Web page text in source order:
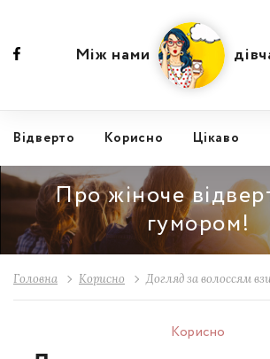
Відвертo Корисно Цікаво
Між нами
Про жіноче
гумором!
Головна Корисно Догляд за волоссям
Корисно